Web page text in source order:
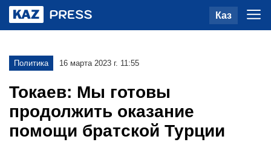
Каз
Политика 16 марта 2023 г. 11:55
Токаев: Мы готовы
продолжить оказание
помощи братской Турции